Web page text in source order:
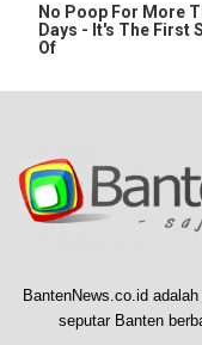
No Poop For More
Days - It's The First
Of
BantenNews.co.id
seputar Banten